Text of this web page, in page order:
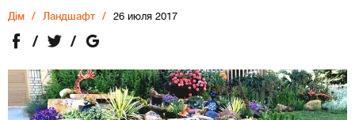
Дiм Ландшафт 26 июля 2017